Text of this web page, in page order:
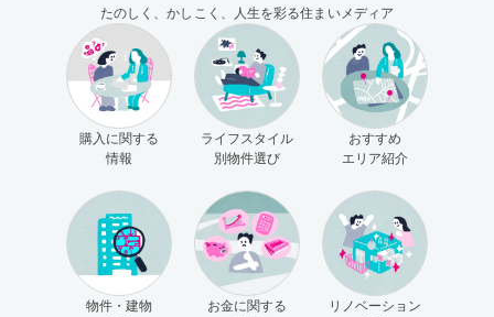
たのしく、かしこく、人生を彩る住まいメディア
購入に関する
情報
ライフスタイル
別物件選び
おすすめ
エリア紹介
物件・建物
お金に関する
リノベーション